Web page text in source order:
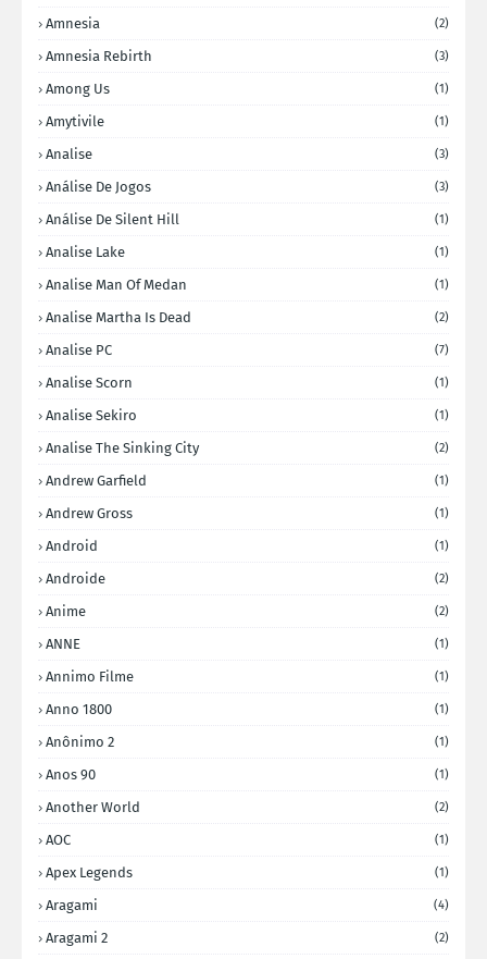
Amnesia (2)
Amnesia Rebirth (3)
Among Us (1)
Amytivile (1)
Analise (3)
Análise De Jogos (3)
Análise De Silent Hill (1)
Analise Lake (1)
Analise Man Of Medan (1)
Analise Martha Is Dead (2)
Analise PC (7)
Analise Scorn (1)
Analise Sekiro (1)
Analise The Sinking City (2)
Andrew Garfield (1)
Andrew Gross (1)
Android (1)
Androide (2)
Anime (2)
ANNE (1)
Annimo Filme (1)
Anno 1800 (1)
Anônimo 2 (1)
Anos 90 (1)
Another World (2)
AOC (1)
Apex Legends (1)
Aragami (4)
Aragami 2 (2)